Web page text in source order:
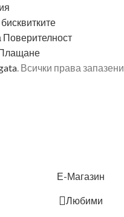
Поверителност
. Всички права запазени
Е-Магазин
Любими